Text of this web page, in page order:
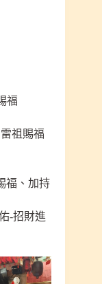
福
祖賜福
福、加持
-招財進